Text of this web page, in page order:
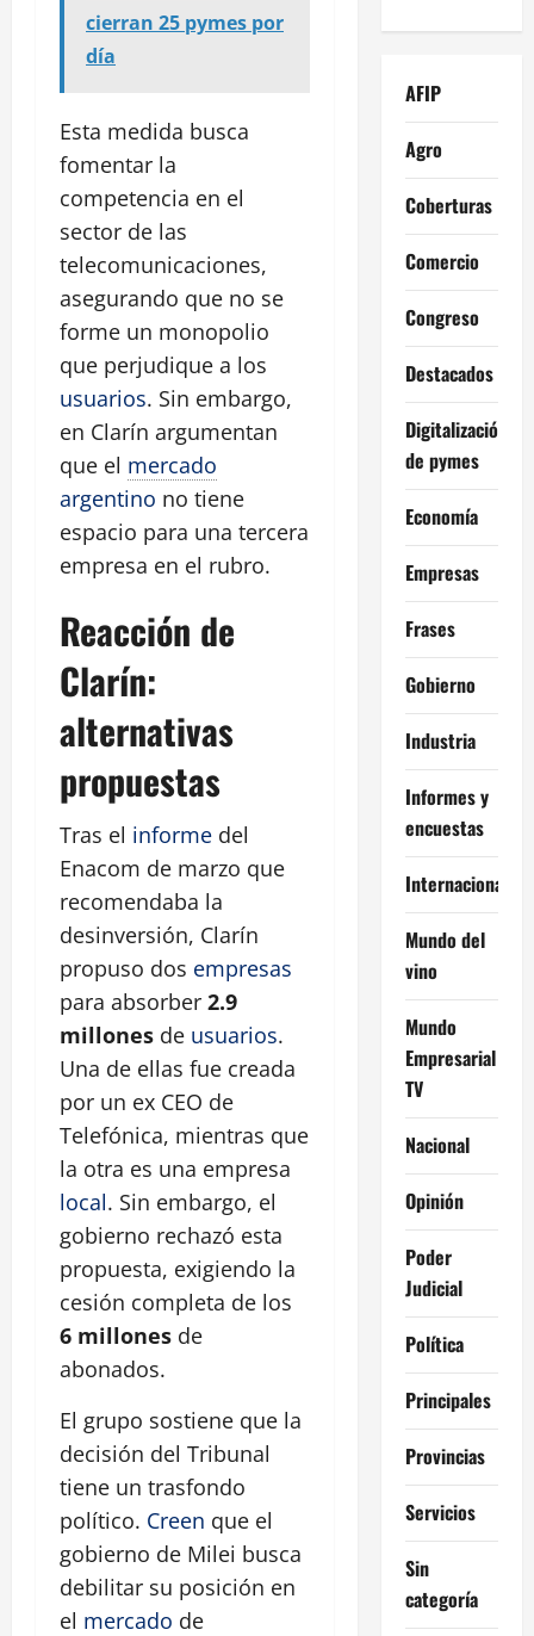
cierran 25 pymes por
día
Esta medida busca
fomentar la
competencia en el
sector de las
telecomunicaciones,
asegurando que no se
forme un monopolio
que perjudique a los
usuarios. Sin embargo,
en Clarín argumentan
que el mercado
argentino no tiene
espacio para una tercera
empresa en el rubro.
Reacción de
Clarín:
alternativas
propuestas
Tras el informe del
Enacom de marzo que
recomendaba la
desinversión, Clarín
propuso dos empresas
para absorber 2.9
millones de usuarios.
Una de ellas fue creada
por un ex CEO de
Telefónica, mientras que
la otra es una empresa
local. Sin embargo, el
gobierno rechazó esta
propuesta, exigiendo la
cesión completa de los
6 millones de
abonados.
El grupo sostiene que la
decisión del Tribunal
tiene un trasfondo
político. Creen que el
gobierno de Milei busca
debilitar su posición en
el mercado de
AFIP
Agro
Coberturas
Comercio
Congreso
Destacados
Digitalización
de pymes
Economía
Empresas
Frases
Gobierno
Industria
Informes y
encuestas
Internacional
Mundo del
vino
Mundo
Empresarial
TV
Nacional
Opinión
Poder
Judicial
Política
Principales
Provincias
Servicios
Sin
categoría